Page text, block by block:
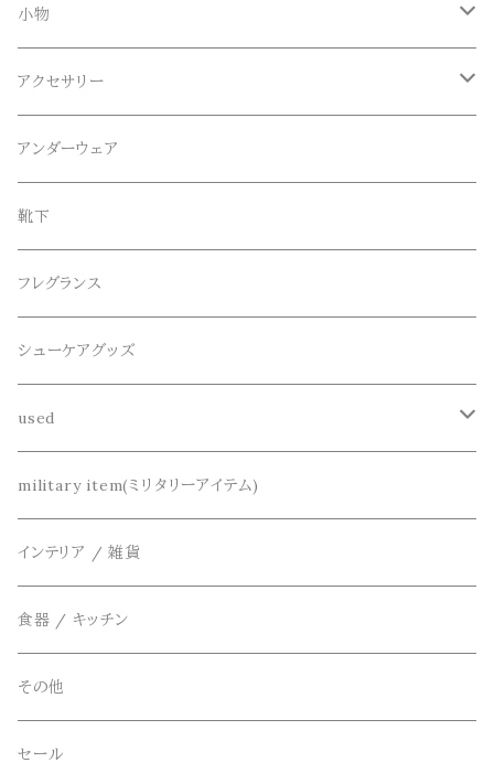
Blundstone(ブランドストーン)
CameOne(ケイムワン)
CANDY DESIGN&WORKS(CDW)
collonil(コロニル)
CountyComm(カウンティーコム)
decka(デカ)
dros dro(ドロスドロ)
DETAIL(ディティール)
THE FLAVOR DESIGN(ザ フレーバーデザイン)
FOB FACTORY(エフオービーファクトリー)
Four Seasons Garage(FSG)
freewaters(フリーウォータース)
Tシャツ
ロンT
シャツ
カーディガン
ボトムス
ロング
ショート
セットアップ
シューズ
シューズ
サンダル
小物
帽子、マフラー、手袋
メガネ、サングラス
ベルト
腕時計
キーアクセサリー
財布、コインケース、マネークリップ
鞄
アクセサリー
リング
ブレスレット、バングル
ネックレス
アンダーウェア
靴下
フレグランス
シューケアグッズ
used
リメイク
アクセサリー
military item(ミリタリーアイテム)
インテリア / 雑貨
食器 / キッチン
その他
セール